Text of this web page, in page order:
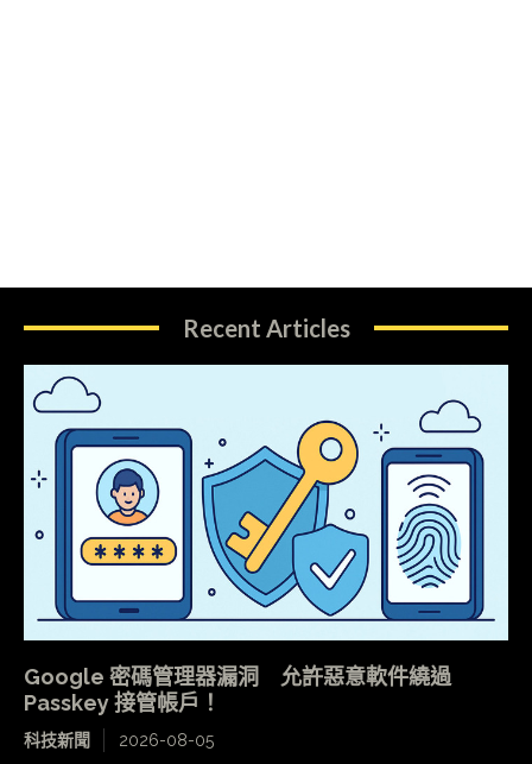
Recent Articles
Google 密碼管理器漏洞 允許惡意軟件繞過
Passkey 接管帳戶！
科技新聞 2026-08-05